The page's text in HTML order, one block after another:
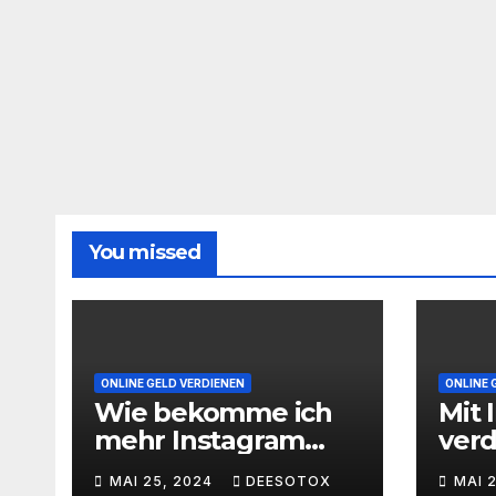
You missed
ONLINE GELD VERDIENEN
Wie bekomme ich
mehr Instagram
MAI 25, 2024 DEESOTOX
ONLINE
Mit
MAI